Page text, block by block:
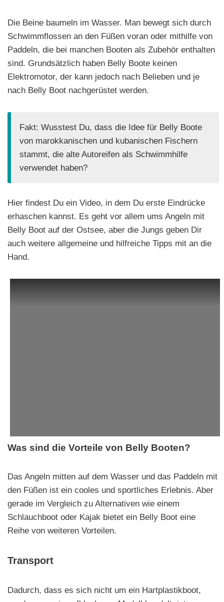
Die Beine baumeln im Wasser. Man bewegt sich durch
Schwimmflossen an den Füßen voran oder mithilfe von
Paddeln, die bei manchen Booten als Zubehör enthalten
sind. Grundsätzlich haben Belly Boote keinen
Elektromotor, der kann jedoch nach Belieben und je
nach Belly Boot nachgerüstet werden.
Fakt: Wusstest Du, dass die Idee für Belly Boote
von marokkanischen und kubanischen Fischern
stammt, die alte Autoreifen als Schwimmhilfe
verwendet haben?
Hier findest Du ein Video, in dem Du erste Eindrücke
erhaschen kannst. Es geht vor allem ums Angeln mit
Belly Boot auf der Ostsee, aber die Jungs geben Dir
auch weitere allgemeine und hilfreiche Tipps mit an die
Hand.
Was sind die Vorteile von Belly Booten?
Das Angeln mitten auf dem Wasser und das Paddeln mit
den Füßen ist ein cooles und sportliches Erlebnis. Aber
gerade im Vergleich zu Alternativen wie einem
Schlauchboot oder Kajak bietet ein Belly Boot eine
Reihe von weiteren Vorteilen.
Transport
Dadurch, dass es sich nicht um ein Hartplastikboot,